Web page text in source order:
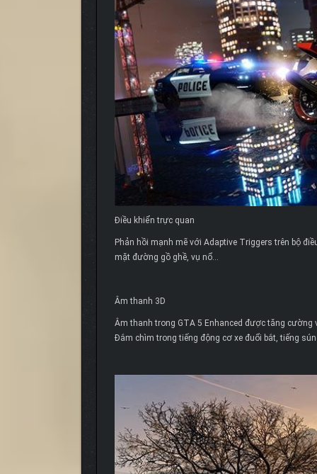
Điều khiển trực quan
Phản hồi mạnh mẽ với Adaptive Triggers trên bộ
mặt đường gồ ghề, vụ nổ…
Âm thanh 3D
Âm thanh trong GTA 5 Enhanced được tăng
Đắm chìm trong tiếng động cơ xe đuổi bắt, tiếng